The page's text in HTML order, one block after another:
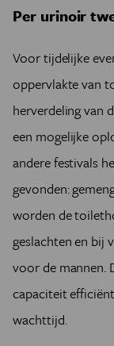
Per urinoir
Voor tijdelijke
oppervlakte van
herverdeling van
een mogelijke
andere festivals
gevonden:
worden de
geslachten en bij
voor de mannen.
capaciteit
wachttijd.